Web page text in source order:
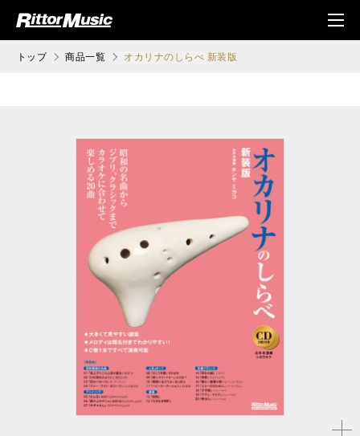
ジック (Rittor Musi
メニ
ュ
トップ 商品一覧 オカリナのしらべ 新装版
拡大す